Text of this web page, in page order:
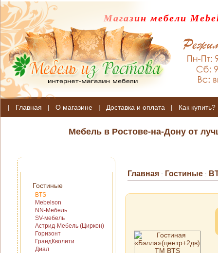
Магазин мебели
| Главная | О магазине | Доставка и оплата | Как купить?
Мебель в Ростове-на-Дону от
Гостиные
BTS
Mebelson
NN-Мебель
SV-мебель
Астрид-Мебель (Циркон)
Горизонт
ГрандКволити
Диал
Главная : Гостиные :